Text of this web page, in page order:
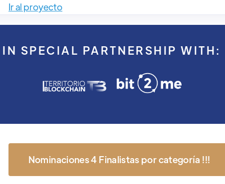
Ir al proyecto
IN SPECIAL PARTNERSHIP WITH:
Nominaciones 4 Finalistas por categoría !!!